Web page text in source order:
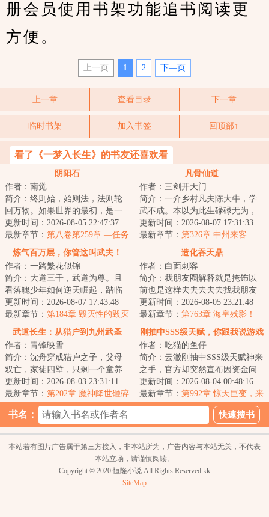
册会员使用书架功能追书阅读更
方便。
上一页 1 2 下—页
上一章 查看目录 下一章
临时书架 加入书签 回顶部↑
看了《一梦入长生》的书友还喜欢看
阴阳石
作者：南觉
简介：终则始，始则法，法则轮
回万物。如果世界的最初，是一
道法则，那么新生的、淘汰的，
都将卷入轮回的...
更新时间：2026-08-05 22:47:37
最新章节： 第八卷第259章 —任务
完成小鬼，再见了
凡骨仙道
作者：三剑开天门
简介：一介乡村凡夫陈大牛，学
武不成。本以为此生碌碌无为，
索性回归山野想做个老农，却阴
差阳错踏入仙门...
更新时间：2026-08-07 17:31:33
最新章节： 第326章 中州来客
炼气百万层，你管这叫武夫！
作者：一路繁花似锦
简介：大道三千，武道为尊。且
看落魄少年如何逆天崛起，踏临
诸天之巅！&lt;br/&gt;别人炼气几
层就忙着突...
更新时间：2026-08-07 17:43:48
最新章节： 第184章 毁灭性的毁灭
还是开始？
造化吞天鼎
作者：白面刺客
简介：我朋友圈解释就是掩饰以
前也是这样去去去去去找我朋友
圈...
更新时间：2026-08-05 23:21:48
最新章节： 第763章 海皇残影！
武道长生：从猎户到九州武圣
作者：青锋映雪
简介：沈舟穿成猎户之子，父母
双亡，家徒四壁，只剩一个童养
媳。&lt;br/&gt;&lt;br/&gt;武道乱
世之中，赋...
更新时间：2026-08-03 23:31:11
最新章节： 第202章 魔神降世砸碎
刚抽中SSS级天赋，你跟我说游戏
停服
作者：吃猫的鱼仔
简介：云澈刚抽中SSS级天赋神来
之手，官方却突然宣布因资金问
题，游戏将无限期停服。再次睁
开双眼，他惊...
更新时间：2026-08-04 00:48:16
最新章节： 第992章 惊天巨变，来
自祖地的熟人，疑点重重
书名：
本站若有图片广告属于第三方接入，非本站所为，广告内容与本站无关，不代表
本站立场，请谨慎阅读。
Copyright © 2020 恒隆小说 All Rights Reserved.kk
SiteMap